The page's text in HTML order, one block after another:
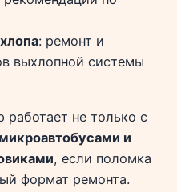
: ремонт и
выхлопной системы
не только с
микроавтобусами и
, если поломка
формат ремонта.